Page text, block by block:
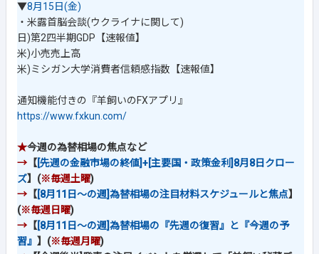
▼8月15日(金)
・米露首脳会談(ウクライナに関して)
日)第2四半期GDP【速報値】
米)小売売上高
米)ミシガン大学消費者信頼感指数【速報値】
通知機能付きの『羊飼いのFXアプリ』
https://www.fxkun.com/
★今週の為替相場の焦点など
→ 【[先週の金融市場の終値]+[主要国・政策金利]8月8日クロー
ズ】(※毎週土曜)
→ 【[8月11日～の週]為替相場の注目材料スケジュールと焦点】
(※毎週日曜)
→ 【[8月11日～の週]為替相場の『先週の復習』と『今週の予
習』 】(※毎週月曜)